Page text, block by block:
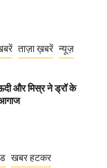
ताज़ा ख़बरें न्यूज़
और मिस्र ने ड्रॉ के
खबर हटकर